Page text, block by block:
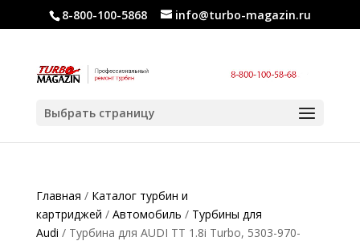
8-800-100-5868 info@turbo-magazin.ru
Выбрать страницу
Главная / Каталог турбин и
картриджей / Автомобиль / Турбины для
Audi / Турбина для AUDI TT 1.8i Turbo, 5303-970-